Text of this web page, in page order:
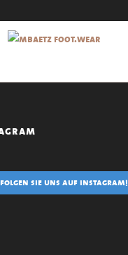
folgen sie uns auf instagram!